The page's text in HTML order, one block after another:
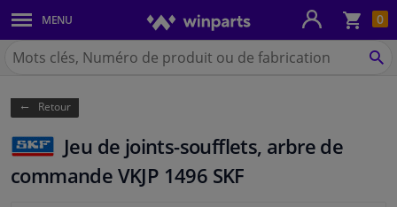
0
MENU
Carrosserie & tôles
Feux & ampoules
Freinage
Système d'échappement
Chercher
Winparts.be
Retour
Jeu de joints-soufflets, arbre de
commande VKJP 1496 SKF